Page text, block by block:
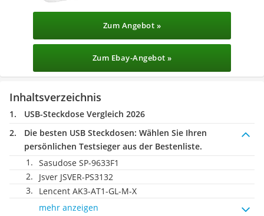
Zum Angebot »
Zum Ebay-Angebot »
Inhaltsverzeichnis
USB-Steckdose Vergleich 2026
Die besten USB Steckdosen: Wählen Sie Ihren
persönlichen Testsieger aus der Bestenliste.
Sasudose SP-9633F1
Jsver JSVER-PS3132
Lencent AK3-AT1-GL-M-X
mehr anzeigen